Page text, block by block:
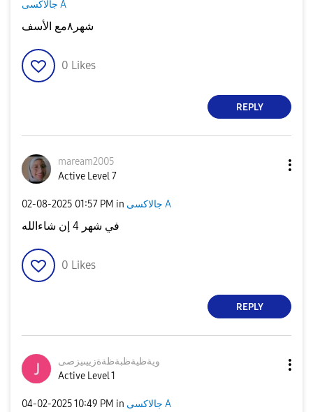
جالاكسى A
شهر٨مع الأسف
0 Likes
REPLY
maream2005
Active Level 7
‎02-08-2025 01:57 PM in جالاكسى A
في شهر 4 إن شاءالله
0 Likes
REPLY
ويةظيةظبةظةةزييىيزصى
Active Level 1
‎04-02-202510:49 PM in جالاكسى A